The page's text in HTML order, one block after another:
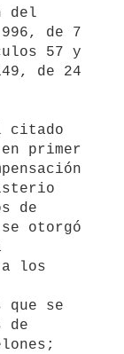
del
de 7
57 y
de 24
primer
de
otorgó
a los
que se
de